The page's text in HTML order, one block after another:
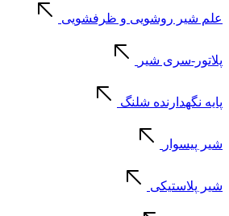
علم شیر روشویی و ظرفشویی
پلاتور-سری شیر
پایه نگهدارنده شلنگ
شیر پیسوار
شیر پلاستیکی